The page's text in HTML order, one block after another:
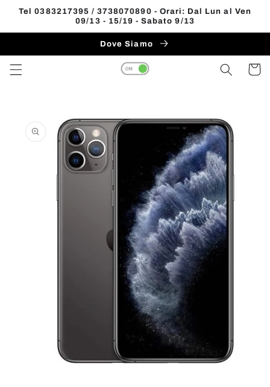
Privacy
Policy
direttamente
Tel 0383217395 / 3738070890 - Orari: Dal Lun al Ven
09/13 - 15/19 - Sabato 9/13
Dove Siamo
Carrello
informazioni
sul prodotto